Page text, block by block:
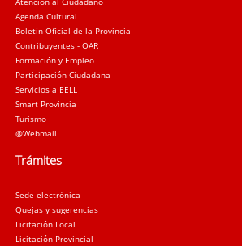
Agenda Cultural
Boletín Oficial de la Provincia
Contribuyentes - OAR
Formación y Empleo
Participación Ciudadana
Servicios a EELL
Smart Provincia
Turismo
@Webmail
Trámites
Sede electrónica
Quejas y sugerencias
Licitación Local
Licitación Provincial